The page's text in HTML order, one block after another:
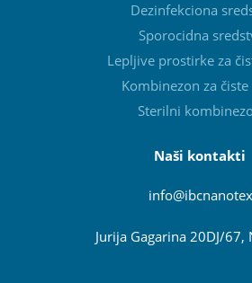
Dezinfekciona
Sporocidna
Lepljive prostirke za
Kombinezon za čiste
Sterilni
Naši kontakti
info@ibcnanotex
Jurija Gagarina 20DJ/67,